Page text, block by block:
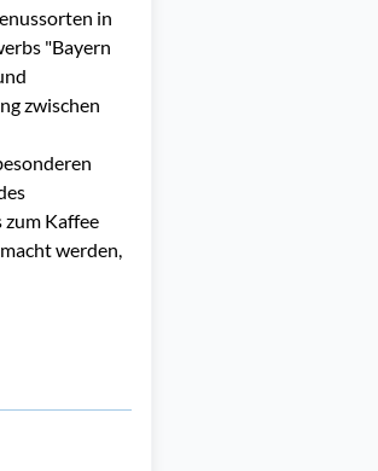
in
"Bayern
zwischen
Kaffee
werden,